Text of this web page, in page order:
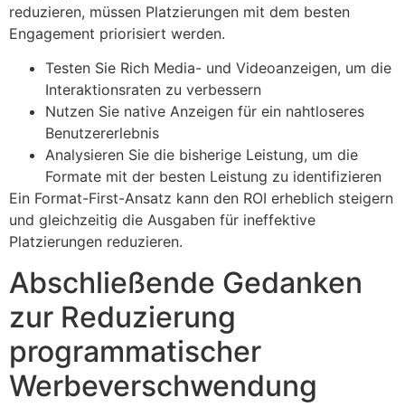
reduzieren, müssen Platzierungen mit dem besten
Engagement priorisiert werden.
Testen Sie Rich Media- und Videoanzeigen, um die
Interaktionsraten zu verbessern
Nutzen Sie native Anzeigen für ein nahtloseres
Benutzererlebnis
Analysieren Sie die bisherige Leistung, um die
Formate mit der besten Leistung zu identifizieren
Ein Format-First-Ansatz kann den ROI erheblich steigern
und gleichzeitig die Ausgaben für ineffektive
Platzierungen reduzieren.
Abschließende Gedanken
zur Reduzierung
programmatischer
Werbeverschwendung